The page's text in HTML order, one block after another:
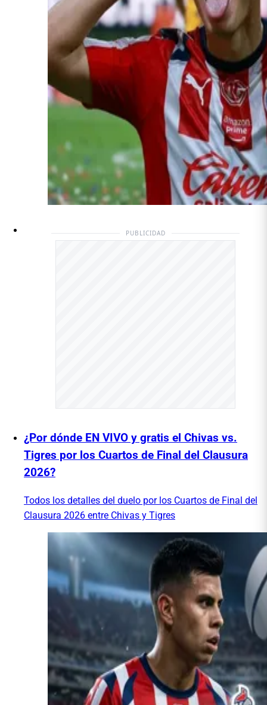
PUBLICIDAD
¿Por dónde EN VIVO y gratis el Chivas vs.
Tigres por los Cuartos de Final del Clausura
2026?
Todos los detalles del duelo por los Cuartos de Final del
Clausura 2026 entre Chivas y Tigres